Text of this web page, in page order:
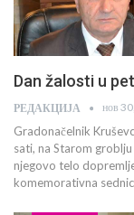
Dan žalosti u
РЕДАКЦИЈА нов
Gradonačelnik
sati, na Starom
njegovo telo
komemorativna